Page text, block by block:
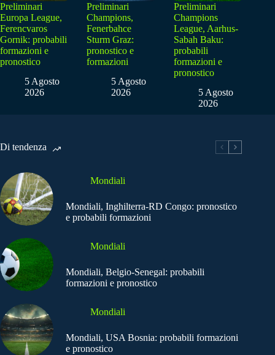
Preliminari
Europa League,
Ferencvaros
Gornik: probabili
formazioni e
pronostico
5 Agosto
2026
Preliminari
Champions,
Fenerbahce
Sturm Graz:
pronostico e
formazioni
5 Agosto
2026
Preliminari
Champions
League, Aarhus-
Sabah Baku:
probabili
formazioni e
pronostico
5 Agosto
2026
Di tendenza
Mondiali
Mondiali, Inghilterra-RD Congo: pronostico
e probabili formazioni
Mondiali
Mondiali, Belgio-Senegal: probabili
formazioni e pronostico
Mondiali
Mondiali, USA Bosnia: probabili formazioni
e pronostico